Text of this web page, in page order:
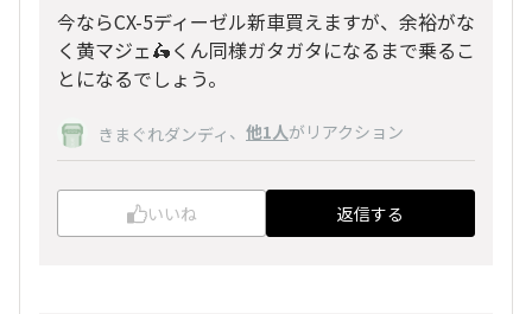
今ならCX-5ディーゼル新車買えますが、余裕がな
く黄マジェ🛵くん同様ガタガタになるまで乗るこ
とになるでしょう。
きまぐれダンディ 、 他1人がリアクション
いいね 返信する